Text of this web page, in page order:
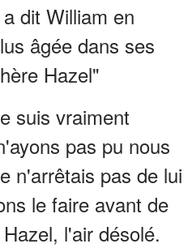
dit William en
âgée dans ses
Hazel"
suis vraiment
pas pu nous
n'arrêtais pas de lui
le faire avant de
l'air désolé.